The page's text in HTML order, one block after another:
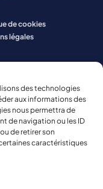
des technologies
aux informations des
nous permettra de
de navigation ou les ID
de retirer son
caractéristiques
de cookies
légales